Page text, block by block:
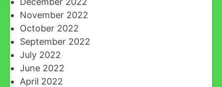
November 2022
October 2022
September 2022
July 2022
June 2022
April 2022